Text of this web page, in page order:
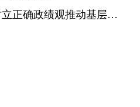
联建共建破难题 同心共治惠民生 ——保和镇牢固树立正确政绩观推动基层治理提质增效